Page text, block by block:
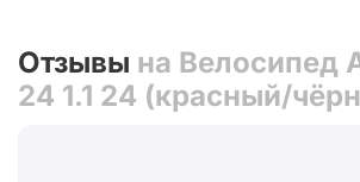
Отзывы на Велосипед
24 1.1 24 (красный/